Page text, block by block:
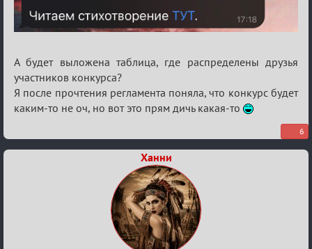
А будет выложена таблица, где распределены друзья
участников конкурса?
Я после прочтения регламента поняла, что конкурс будет
каким-то не оч, но вот это прям дичь какая-то
6
Ханни